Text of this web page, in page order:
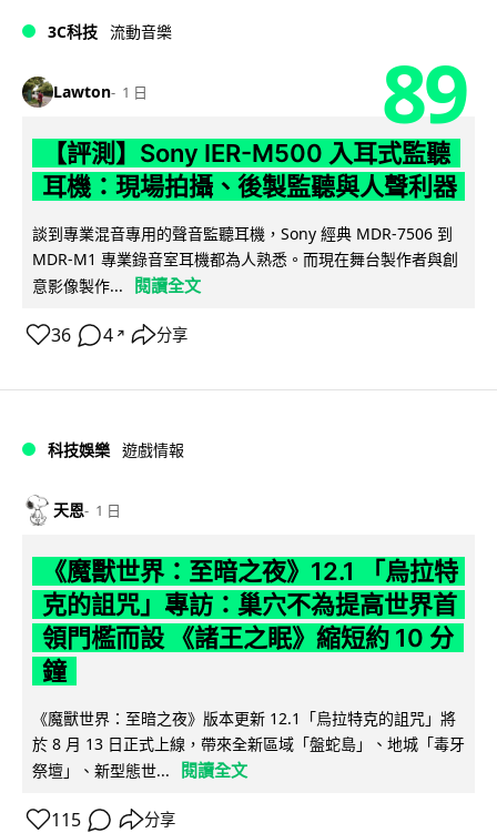
3C科技 流動音樂
Lawton 1 日 89
【評測】Sony IER-M500 入耳式監聽
耳機：現場拍攝、後製監聽與人聲利器
談到專業混音專用的聲音監聽耳機，Sony 經典 MDR-7506 到
MDR-M1 專業錄音室耳機都為人熟悉。而現在舞台製作者與創
意影像製作...
閱讀全文
36 4 ↗ 分享
科技娛樂 遊戲情報
天恩 1 日
《魔獸世界：至暗之夜》12.1 「烏拉特
克的詛咒」專訪：巢穴不為提高世界首
領門檻而設 《諸王之眠》縮短約 10 分
鐘
《魔獸世界：至暗之夜》版本更新 12.1「烏拉特克的詛咒」將
於 8 月 13 日正式上線，帶來全新區域「盤蛇島」、地城「毒牙
祭壇」、新型態世...
閱讀全文
115 分享